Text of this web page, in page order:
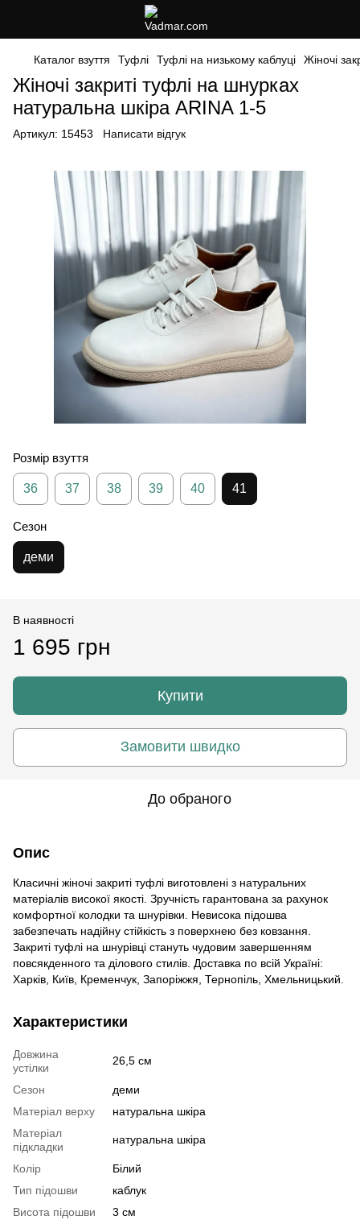
Каталог взуття Туфлі Туфлі на низькому каблуці Жіночі
Жіночі закриті туфлі на шнурках
натуральна шкіра ARINA 1-5
Артикул: 15453 Написати відгук
Розмір взуття
36 37 38 39 40 41
Сезон
деми
В наявності
1 695 грн
Купити
Замовити швидко
До обраного
Опис
Класичні жіночі закриті туфлі виготовлені з натуральних
матеріалів високої якості. Зручність гарантована за рахунок
комфортної колодки та шнурівки. Невисока підошва
забезпечать надійну стійкість з поверхнею без ковзання.
Закриті туфлі на шнурівці стануть чудовим завершенням
повсякденного та ділового стилів. Доставка по всій Україні:
Харків, Київ, Кременчук, Запоріжжя, Тернопіль, Хмельницький.
Характеристики
Довжина
устілки
26,5 см
Сезон
деми
Матеріал верху
натуральна шкіра
Матеріал
підкладки
натуральна шкіра
Колір
Білий
Тип підошви
каблук
Висота підошви
3 см